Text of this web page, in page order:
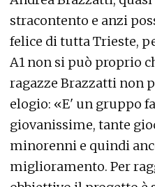
stracontento e anzi
felice di tutta Trieste,
A1 non si può proprio
ragazze Brazzatti non
elogio: «E' un gruppo
giovanissime, tante
minorenni e quindi
miglioramento. Per